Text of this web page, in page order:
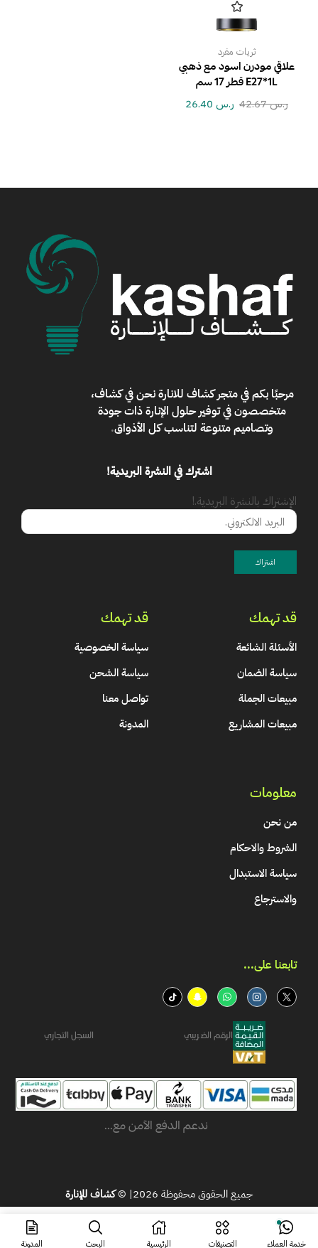
ثريات مفرد
علاقي مودرن اسود مع ذهبي
E27*1L قطر 17 سم
ر.س42.67 ر.س
ر.س88.00 اشتر الآن
خدمة العملاء التصنيفات الرئيسية البحث المدونة
مرحبًا بكم فيمتجر كشاف للانارةنحن في كشاف،
متخصصون في توفير حلول الإنارة ذات جودة
وتصاميم متنوعة لتناسب كل الأذواق.
اشترك في النشرة البريدية!
الإشتراك بالنشرة البريدية.!
قد تهمك
الأسئلة الشائعة
سياسة الضمان
مبيعات الجملة
مبيعات المشاريع
قد تهمك
سياسة الخصوصية
سياسة الشحن
تواصل معنا
المدونة
معلومات
من نحن
الشروط والاحكام
سياسة الاستبدال
والاسترجاع
تابعنا على...​
الرقم الضريبي السجل التجاري
ندعم الدفع الآمن مع...
جميع الحقوق محفوظة 2026| © كشاف للإنارة